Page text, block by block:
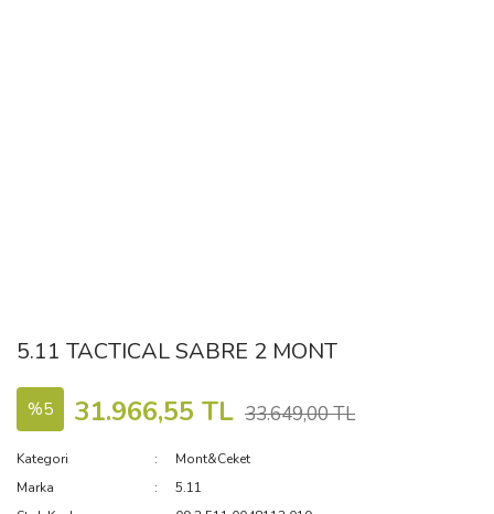
5.11 TACTICAL SABRE 2 MONT
%5 31.966,55 TL 33.649,00 TL
Kategori
Mont&Ceket
Marka
5.11